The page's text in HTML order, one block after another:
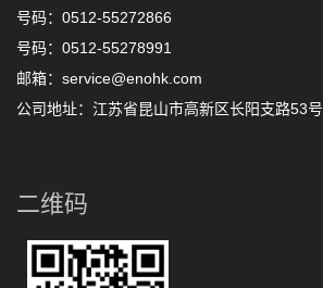
号码：0512-55272866
号码：0512-55278991
邮箱：service@enohk.com
公司地址：江苏省昆山市高新区长阳支路53号
二维码